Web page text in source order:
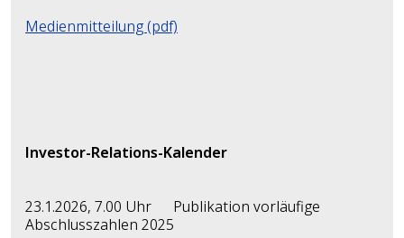
Medienmitteilung (pdf)
Investor-Relations-Kalender
23.1.2026, 7.00 Uhr Publikation vorläufige
Abschlusszahlen 2025